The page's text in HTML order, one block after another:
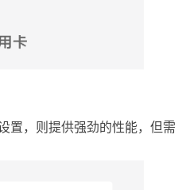
置，则提供强劲的性能，但需